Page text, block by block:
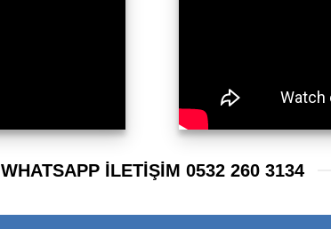
WHATSAPP ILETIŞIM 0532 260 3134